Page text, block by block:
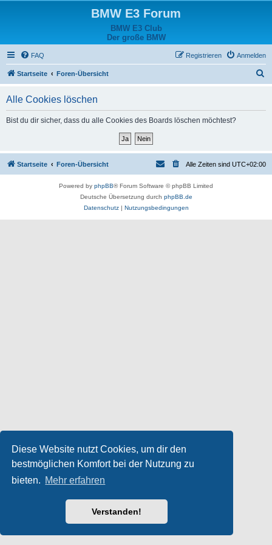
Diese Website nutzt Cookies, um dir den
bestmöglichen Komfort bei der Nutzung zu
bieten. Mehr erfahren
Verstanden!
BMW E3 Forum
BMW E3 Club
Der große BMW
FAQ Anmelden
Registrieren
Startseite Foren-Übersicht
Alle Cookies löschen
Bist du dir sicher, dass du alle Cookies des Boards löschen möchtest?
Startseite Foren-Übersicht Alle Zeiten sind UTC+02:00
Powered by phpBB® Forum Software © phpBB Limited
Deutsche Übersetzung durch phpBB.de
Datenschutz| Nutzungsbedingungen